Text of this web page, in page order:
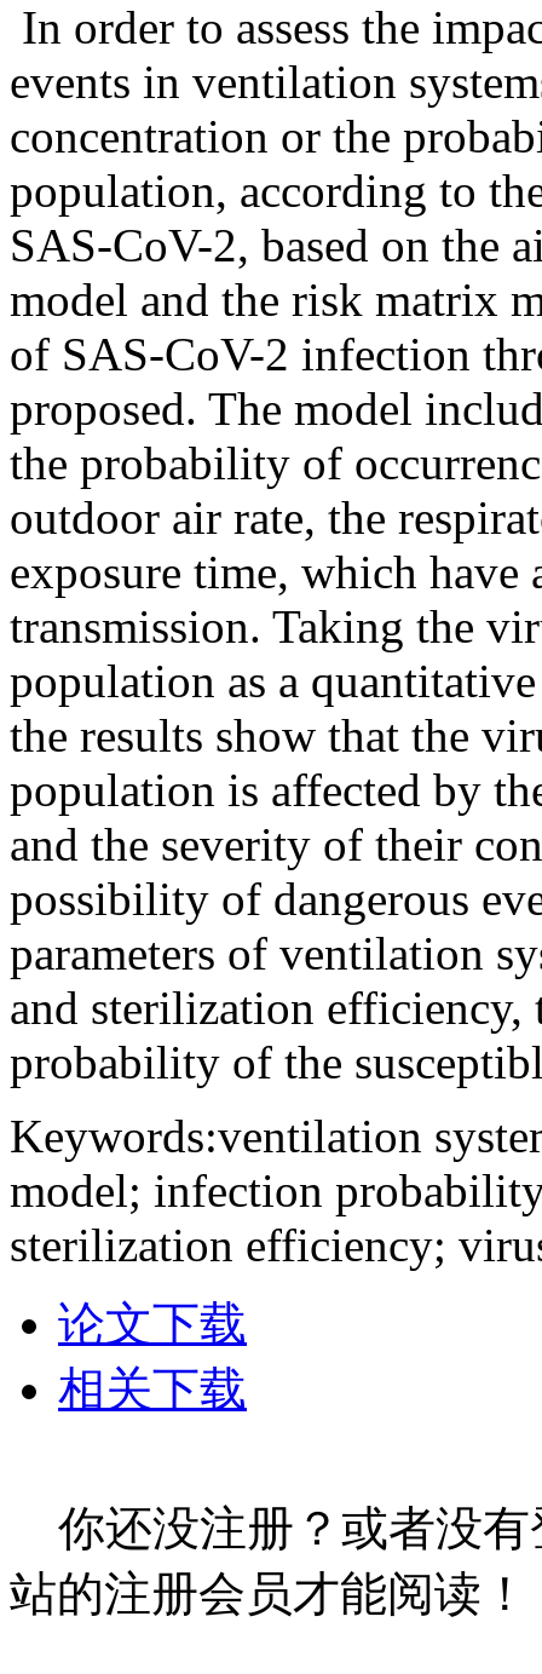
In order to assess the
events in ventilation
concentration or the
population, according to
SAS-CoV-2, based on the
model and the risk matrix
of SAS-CoV-2 infection
proposed. The model
the probability of
outdoor air rate, the
exposure time, which
transmission. Taking the
population as a
the results show that the
population is affected by
and the severity of their
possibility of dangerous
parameters of ventilation
and sterilization efficiency,
probability of the
Keywords:ventilation
model; infection
sterilization efficiency;
论文下载
相关下载
你还没注册？或者没有
站的注册会员才能阅读！